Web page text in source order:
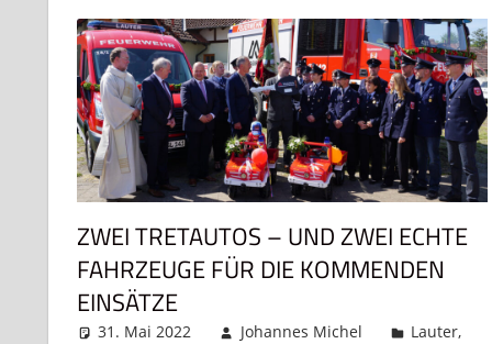
ZWEI TRETAUTOS – UND ZWEI ECHTE
FAHRZEUGE FÜR DIE KOMMENDEN
EINSÄTZE
31. Mai 2022 Johannes Michel Lauter,